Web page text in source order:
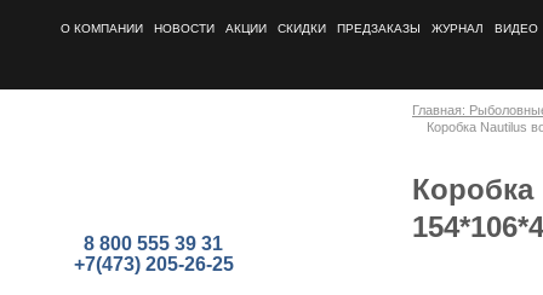
О КОМПАНИИ НОВОСТИ АКЦИИ СКИДКИ ПРЕДЗАКАЗЫ ЖУРНАЛ ВИДЕО
8 800 555 39 31
+7(473) 205-26-25
Главная:
Коробка Nautilus